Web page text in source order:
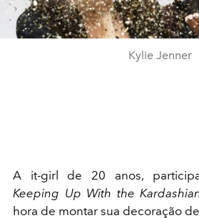
Kylie Jenner
A it-girl de 20 anos,
Keeping Up With the
hora de montar sua decoração de